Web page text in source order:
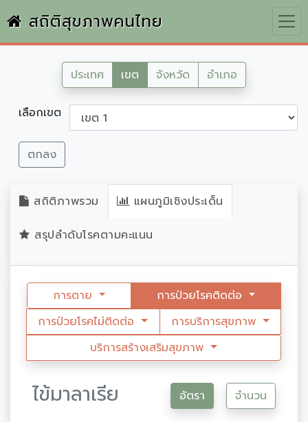
สถิติสุขภาพคนไทย
ประเทศ เขต จังหวัด อำเภอ
เลือกเขต
ตกลง
สถิติภาพรวม แผนภูมิเชิงประเด็น
สรุปลำดับโรคตามคะแนน
การตาย
การป่วยโรคติดต่อ
การป่วยโรคไม่ติดต่อ
การบริการสุขภาพ
บริการสร้างเสริมสุขภาพ
ไข้มาลาเรีย อัตรา จำนวน